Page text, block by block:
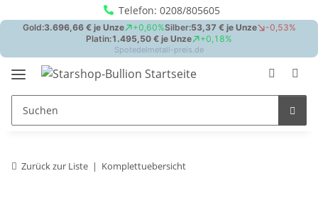
Telefon: 0208/805605
Zurück zur Liste Komplettuebersicht